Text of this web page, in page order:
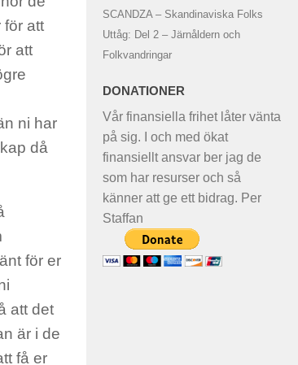
för att
att
ni har
då
för er
att det
är i de
få er
SCANDZA – Skandinaviska Folks
Uttåg: Del 2 – Järnåldern och
Folkvandringar
DONATIONER
Vår finansiella frihet låter vänta
på sig. I och med ökat
finansiellt ansvar ber jag de
som har resurser och så
känner att ge ett bidrag. Per
Staffan